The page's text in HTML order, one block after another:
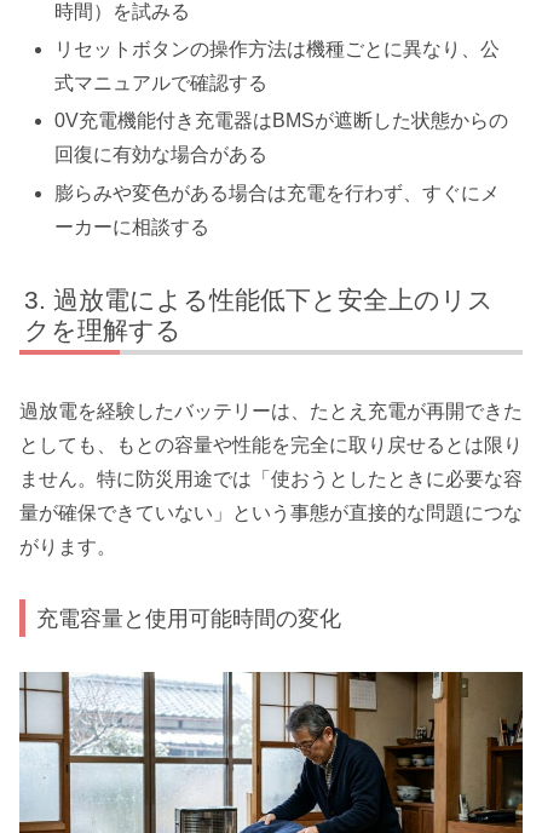
時間）を試みる
リセットボタンの操作方法は機種ごとに異なり、公
式マニュアルで確認する
0V充電機能付き充電器はBMSが遮断した状態からの
回復に有効な場合がある
膨らみや変色がある場合は充電を行わず、すぐにメ
ーカーに相談する
過放電による性能低下と安全上のリス
クを理解する
過放電を経験したバッテリーは、たとえ充電が再開できた
としても、もとの容量や性能を完全に取り戻せるとは限り
ません。特に防災用途では「使おうとしたときに必要な容
量が確保できていない」という事態が直接的な問題につな
がります。
充電容量と使用可能時間の変化